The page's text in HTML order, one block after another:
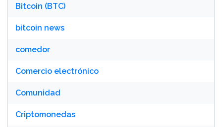
Bitcoin (BTC)
bitcoin news
comedor
Comercio electrónico
Comunidad
Criptomonedas